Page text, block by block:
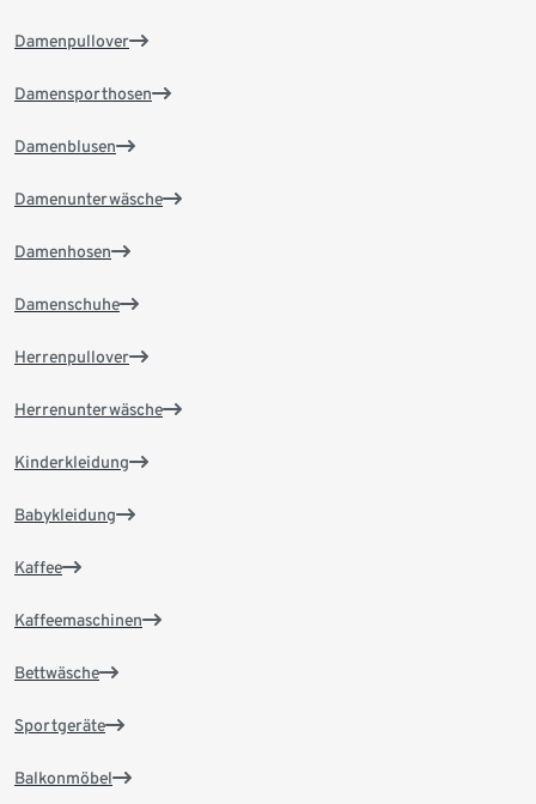
Damenpullover
Damensporthosen
Damenblusen
Damenunterwäsche
Damenhosen
Damenschuhe
Herrenpullover
Herrenunterwäsche
Kinderkleidung
Babykleidung
Kaffee
Kaffeemaschinen
Bettwäsche
Sportgeräte
Balkonmöbel